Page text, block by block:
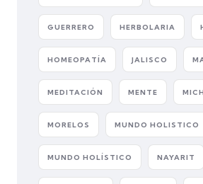
GUERRERO HERBOLARIA
HOMEOPATÍA JALISCO
MEDITACIÓN MENTE
MORELOS MUNDO HOLISTICO
MUNDO HOLÍSTICO NAYARIT